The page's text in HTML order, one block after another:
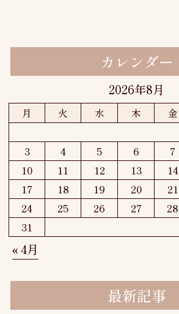
カレンダー
2026年8月
月 火 水 木 金
3
4 5 6 7
10
11 12 13 14
17
18 19 20 21
24
25 26 27 28
31
« 4月
最新記事